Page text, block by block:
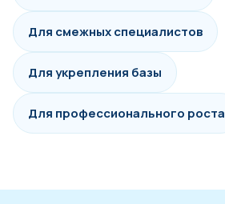
Для смежных специалистов
Для укрепления базы
Для профессионального роста